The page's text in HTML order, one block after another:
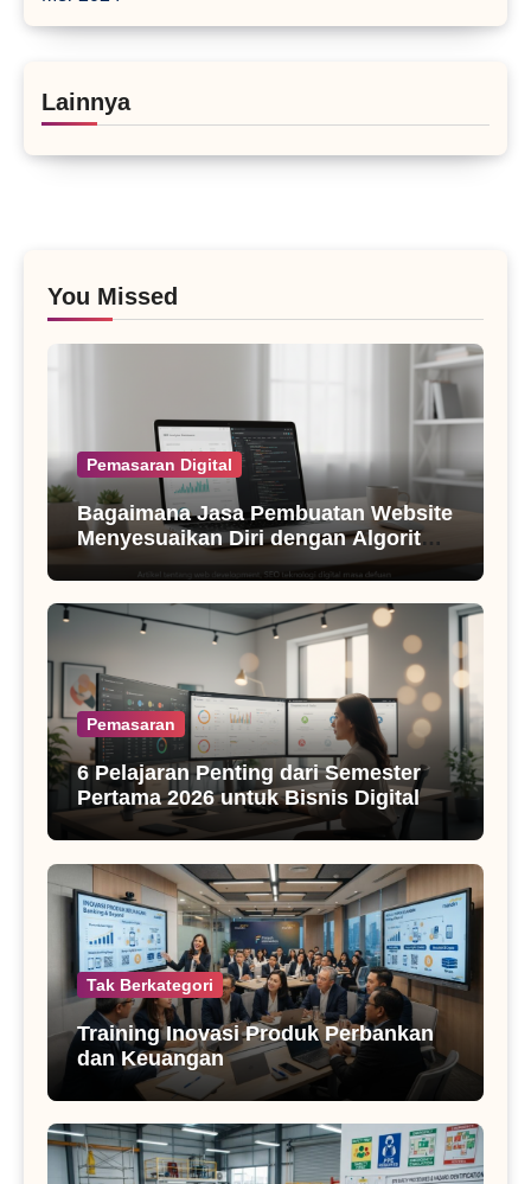
Lainnya
You Missed
Pemasaran Digital
Bagaimana Jasa Pembuatan Website
Menyesuaikan Diri dengan Algoritma
SEO Masa Kini
Pemasaran
6 Pelajaran Penting dari Semester
Pertama 2026 untuk Bisnis Digital
Tak Berkategori
Training Inovasi Produk Perbankan
dan Keuangan